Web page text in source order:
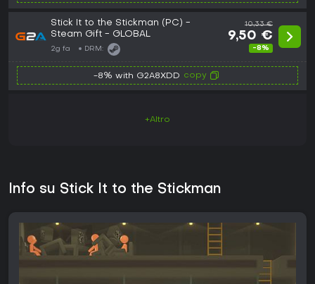
Stick It to the Stickman (PC) -
Steam Gift - GLOBAL
2g fa DRM:
10,33 €
9,50 €
-8%
-8% with G2A8XDD copy
+Altro
Info su Stick It to the Stickman